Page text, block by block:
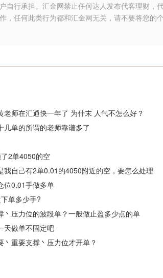
自行承担。汇金网禁止任何达人发布代客理财，
，任何此类行为都和汇金网无关，请不要将您的
师在汇通快一年了 为什末 人气不怎么好？
单的所谓的老师靠谱多了
2单4050的空
我自己有2单0.01的4050附近的空，要怎么处理
位0.01手做多单
单多少手?
丶压力位的波段单？一般做止盈多少点的单
天做单不固定吧
重要支撑丶压力位才开单？